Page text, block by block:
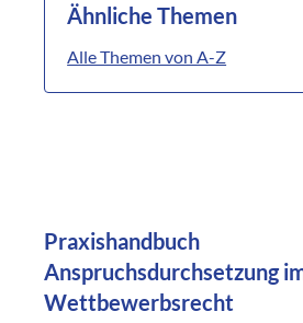
Ähnliche Themen
Alle Themen von A-Z
Praxishandbuch
Anspruchsdurchsetzung
Wettbewerbsrecht